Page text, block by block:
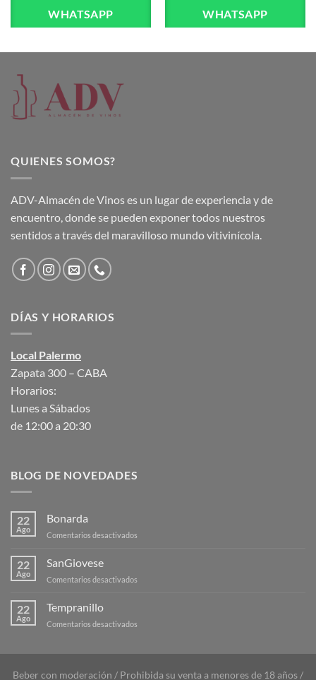
WHATSAPP WHATSAPP
QUIENES SOMOS?
ADV-Almacén de Vinos es un lugar de experiencia y de
encuentro, donde se pueden exponer todos nuestros
sentidos a través del maravilloso mundo vitivinícola.
DÍAS Y HORARIOS
Local Palermo
Zapata 300 – CABA
Horarios:
Lunes a Sábados
de 12:00 a 20:30
BLOG DE NOVEDADES
22
Ago
Bonarda
Comentarios desactivados
22
Ago
SanGiovese
Comentarios desactivados
22
Ago
Tempranillo
Comentarios desactivados
Beber con moderación / Prohibida su venta a menores de 18 años /